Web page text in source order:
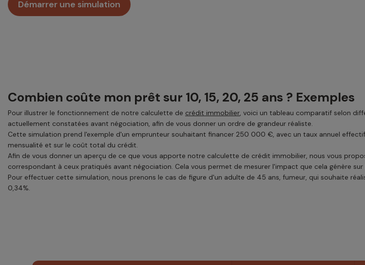
Démarrer une simulation
Combien coûte mon prêt sur 10, 15, 20, 25 ans ? Exemples
Pour illustrer le fonctionnement de notre calculette de crédit immobilier, voici un tableau comparatif selon
actuellement constatées avant négociation, afin de vous donner un ordre de grandeur réaliste.
Cette simulation prend l'exemple d'un emprunteur souhaitant financer 250 000 €, avec un taux annuel
mensualité et sur le coût total du crédit.
Afin de vous donner un aperçu de ce que vous apporte notre calculette de crédit immobilier, nous vous
correspondant à ceux pratiqués avant négociation. Cela vous permet de mesurer l'impact que cela génère
Pour effectuer cette simulation, nous prenons le cas de figure d'un adulte de 45 ans, fumeur, qui souhaite
0,34%.